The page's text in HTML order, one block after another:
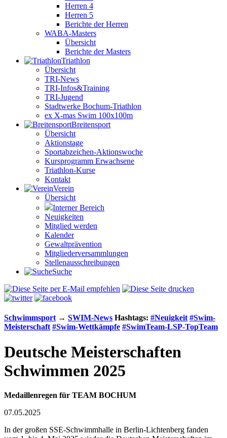
Herren 4
Herren 5
Berichte der Herren
WABA-Masters
Übersicht
Berichte der Masters
Triathlon
Übersicht
TRI-News
TRI-Infos&Training
TRI-Jugend
Stadtwerke Bochum-Triathlon
ex X-mas Swim 100x100m
Breiten­sport
Übersicht
Aktionstage
Sportabzeichen-Aktionswoche
Kursprogramm Erwachsene
Triathlon-Kurse
Kontakt
Verein
Übersicht
Interner Bereich
Neuigkeiten
Mitglied werden
Kalender
Gewaltprävention
Mitglieder­versammlungen
Stellen­aus­schrei­bungen
Suche
Schwimm­sport → SWIM-News Hashtags: #Neuigkeit #Swim-
Meister­schaft #Swim-Wett­kämpfe #SwimTeam-LSP-TopTeam
Deutsche Meisterschaften
Schwimmen 2025
Medaillenregen für TEAM BOCHUM
07.05.2025
In der großen SSE-Schwimmhalle in Berlin-Lichtenberg fanden